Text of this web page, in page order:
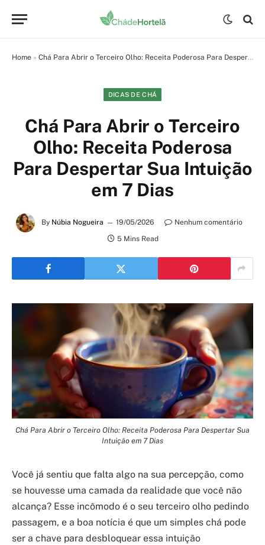
Home » Chá Para Abrir o Terceiro Olho: Receita Poderosa Para Despertar Sua Intuição em 7 Dias
DICAS DE CHÁ
Chá Para Abrir o Terceiro
Olho: Receita Poderosa
Para Despertar Sua Intuição
em 7 Dias
By Núbia Nogueira 19/05/2026
Nenhum comentário
5 Mins Read
Chá Para Abrir o Terceiro Olho: Receita Poderosa Para Despertar Sua
Intuição em 7 Dias
Você já sentiu que falta algo na sua percepção, como
se houvesse uma camada da realidade que você não
alcança? Esse incômodo é o seu terceiro olho pedindo
passagem, e a boa notícia é que um simples chá pode
ser a chave para desbloquear essa intuição